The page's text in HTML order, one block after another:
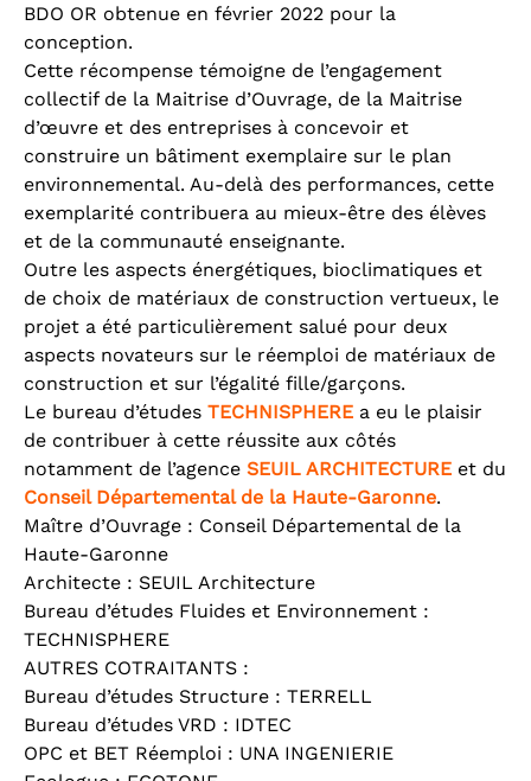
BDO OR obtenue en février 2022 pour la
conception.
Cette récompense témoigne de l’engagement
collectif de la Maitrise d’Ouvrage, de la Maitrise
d’œuvre et des entreprises à concevoir et
construire un bâtiment exemplaire sur le plan
environnemental. Au-delà des performances, cette
exemplarité contribuera au mieux-être des élèves
et de la communauté enseignante.
Outre les aspects énergétiques, bioclimatiques et
de choix de matériaux de construction vertueux, le
projet a été particulièrement salué pour deux
aspects novateurs sur le réemploi de matériaux de
construction et sur l’égalité fille/garçons.
Le bureau d’études TECHNISPHERE a eu le plaisir
de contribuer à cette réussite aux côtés
notamment de l’agence SEUIL ARCHITECTURE et du
Conseil Départemental de la Haute-Garonne.
Maître d’Ouvrage : Conseil Départemental de la
Haute-Garonne
Architecte : SEUIL Architecture
Bureau d’études Fluides et Environnement :
TECHNISPHERE
AUTRES COTRAITANTS :
Bureau d’études Structure : TERRELL
Bureau d’études VRD : IDTEC
OPC et BET Réemploi : UNA INGENIERIE